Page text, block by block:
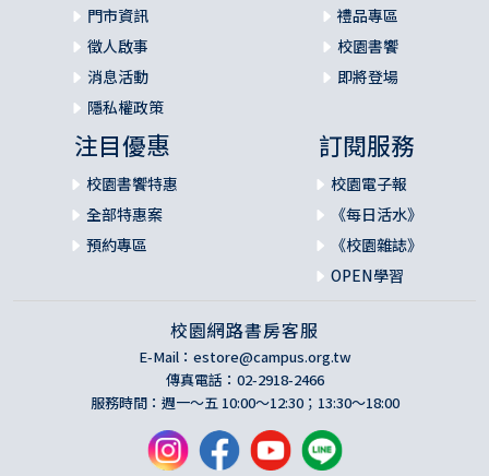
門市資訊
徵人啟事
消息活動
隱私權政策
禮品專區
校園書饗
即將登場
注目優惠
校園書饗特惠
全部特惠案
預約專區
訂閱服務
校園電子報
《每日活水》
《校園雜誌》
OPEN學習
校園網路書房客服
E-Mail： estore@campus.org.tw
傳真電話：02-2918-2466
服務時間：週一～五 10:00～12:30；13:30～18:00